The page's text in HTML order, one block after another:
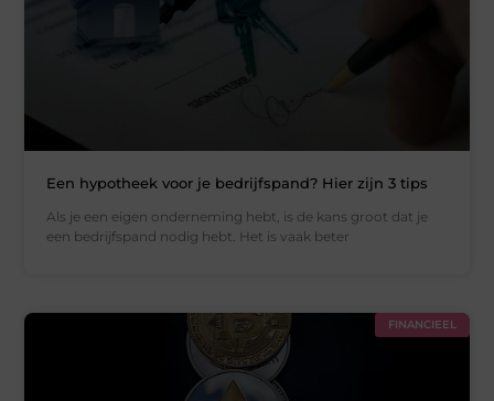
Een hypotheek voor je bedrijfspand? Hier zijn 3 tips
Als je een eigen onderneming hebt, is de kans groot dat je
een bedrijfspand nodig hebt. Het is vaak beter
FINANCIEEL